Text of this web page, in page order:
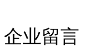
企业留言